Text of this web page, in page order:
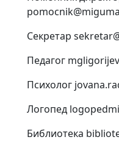
Секретар
Педагог
Психолог
Логопед
Библиотека